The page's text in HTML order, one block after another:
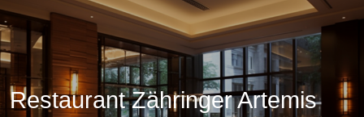
Restaurant Zähringer Artemis